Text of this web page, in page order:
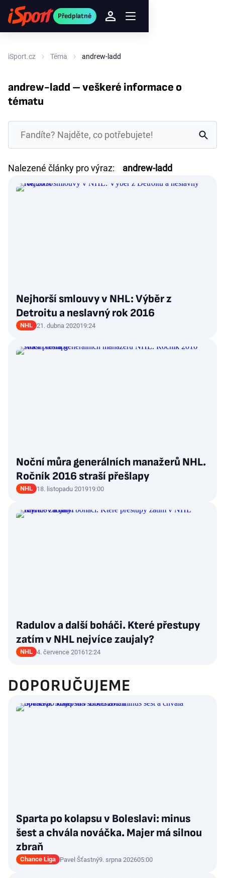
Předplatné
iSport.cz Téma andrew-ladd
andrew-ladd – veškeré informace o
tématu
Nalezené články pro výraz: andrew-ladd
Nejhorší smlouvy v NHL: Výběr z
Detroitu a neslavný rok 2016
NHL 21. dubna 202019:24
Noční můra generálních manažerů NHL.
Ročník 2016 straší přešlapy
NHL 18. listopadu 201919:00
Radulov a další boháči. Které přestupy
zatím v NHL nejvíce zaujaly?
NHL 4. července 201612:24
DOPORUČUJEME
Sparta po kolapsu v Boleslavi: minus
šest a chvála nováčka. Majer má silnou
zbraň
Chance Liga Pavel Šťastný9. srpna 202605:00